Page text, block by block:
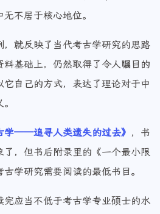
不居于核心地位。
就反映了当代考古学研究的思路
基础上，仍然取得了令人瞩目的
自己的方式，表达了理论对于中
学——追寻人类遗失的过去》 ，书
了，但书后附录里的《一个最小限
学研究需要阅读的最低书目。
应当不低于考古学专业硕士的水